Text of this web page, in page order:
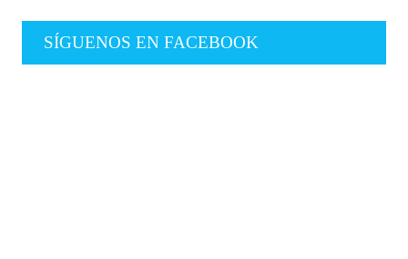
SÍGUENOS EN FACEBOOK